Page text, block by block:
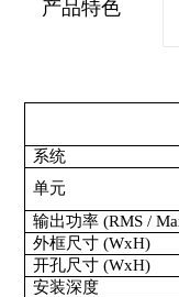
产品特色
系统
单元
输出功率 (RMS /
外框尺寸 (WxH)
开孔尺寸 (WxH)
安装深度